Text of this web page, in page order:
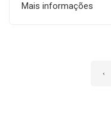
Mais informações
‹